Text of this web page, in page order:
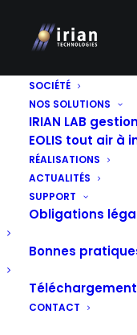
SOCIÉTÉ
NOS SOLUTIONS
IRIAN LAB
EOLIS tout air à
RÉALISATIONS
ACTUALITÉS
SUPPORT
Obligations
Bonnes
CONTACT